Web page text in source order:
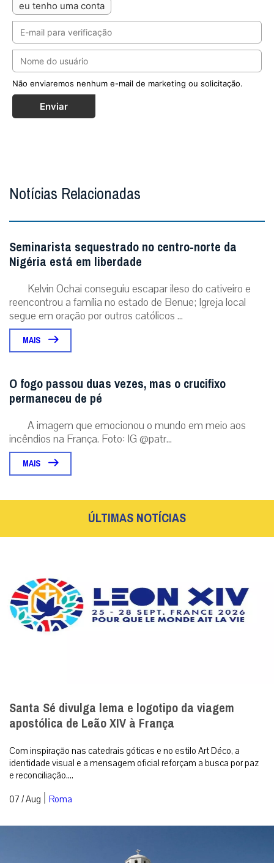
eu tenho uma conta
Não enviaremos nenhum e-mail de marketing ou solicitação.
Enviar
Notícias Relacionadas
Seminarista sequestrado no centro-norte da
Nigéria está em liberdade
Kelvin Ochai conseguiu escapar ileso do cativeiro e
reencontrou a família no estado de Benue; Igreja local
segue em oração por outros católicos ...
MAIS
O fogo passou duas vezes, mas o crucifixo
permaneceu de pé
A imagem que emocionou o mundo em meio aos
incêndios na França. Foto: IG @patr...
MAIS
ÚLTIMAS NOTÍCIAS
Santa Sé divulga lema e logotipo da viagem
apostólica de Leão XIV à França
Com inspiração nas catedrais góticas e no estilo Art Déco, a
identidade visual e a mensagem oficial reforçam a busca por paz
e reconciliação....
07 / Aug | Roma